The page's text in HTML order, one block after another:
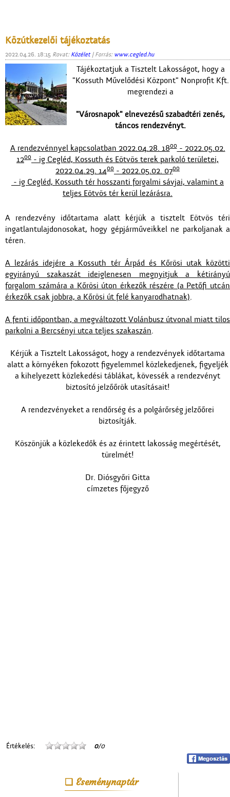
Közútkezelői tájékoztatás
2022.04.26. 18:15 Rovat: Közélet| Forrás: www.cegled.hu
Tájékoztatjuk a Tisztelt Lakosságot, hogy a
"Kossuth Művelődési Központ" Nonprofit Kft.
megrendezi a
"Városnapok" elnevezésű szabadtéri zenés,
táncos rendezvényt.
A rendezvénnyel kapcsolatban 2022.04.28. 1800- 2022.05.02.
1200 - ig Cegléd, Kossuth és Eötvös terek parkoló területei,
2022.04.29. 1400 - 2022.05.02. 0700
- ig Cegléd, Kossuth tér hosszanti forgalmi sávjai, valamint a
teljes Eötvös tér kerül lezárásra.
A rendezvény időtartama alatt kérjük a tisztelt Eötvös téri
ingatlantulajdonosokat, hogy gépjárműveikkel ne parkoljanak a
téren.
A lezárás idejére a Kossuth tér Árpád és Kőrösi utak közötti
egyirányú szakaszát ideiglenesen megnyitjuk a kétirányú
forgalom számára a Kőrösi úton érkezők részére (a Petőfi utcán
érkezők csak jobbra, a Kőrösi út felé kanyarodhatnak).
A fenti időpontban, a megváltozott Volánbusz útvonal miatt tilos
parkolni a Bercsényi utca teljes szakaszán.
Kérjük a Tisztelt Lakosságot, hogy a rendezvények időtartama
alatt a környéken fokozott figyelemmel közlekedjenek, figyeljék
a kihelyezett közlekedési táblákat, kövessék a rendezvényt
biztosító jelzőőrök utasításait!
A rendezvényeket a rendőrség és a polgárőrség jelzőőrei
biztosítják.
Köszönjük a közlekedők és az érintett lakosság megértését,
türelmét!
Dr. Diósgyőri Gitta
címzetes főjegyző
Értékelés: 0/0
Eseménynaptár